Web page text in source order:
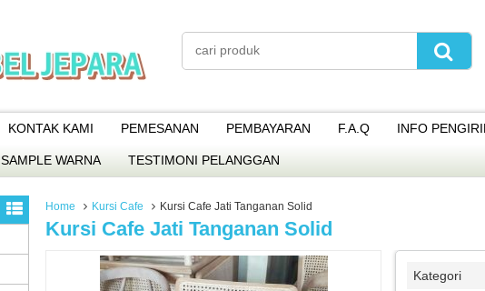
KONTAK KAMI PEMESANAN PEMBAYARAN F.A.Q INFO
SAMPLE WARNA TESTIMONI PELANGGAN
Home Kursi Cafe Kursi Cafe Jati Tanganan Solid
Kursi Cafe Jati Tanganan Solid
Kategori